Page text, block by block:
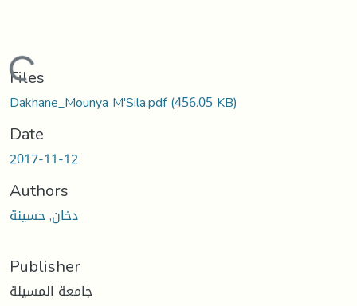
Loading...
Files
Dakhane_Mounya M'Sila.pdf(456.05 KB)
Date
2017-11-12
Authors
دخان, حسينة
Publisher
جامعة المسيلة